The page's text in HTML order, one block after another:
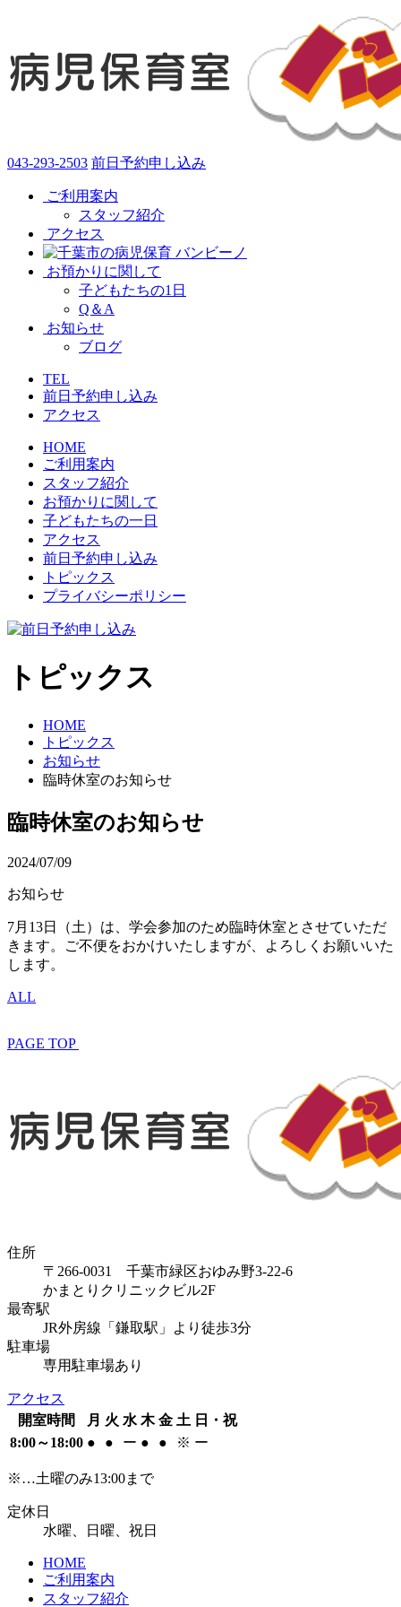
043-293-2503 前日予約申し込み
ご利用案内
スタッフ紹介
アクセス
お預かりに関して
子どもたちの1日
Q＆A
お知らせ
ブログ
TEL
前日予約申し込み
アクセス
HOME
ご利用案内
スタッフ紹介
お預かりに関して
子どもたちの一日
アクセス
前日予約申し込み
トピックス
プライバシーポリシー
トピックス
HOME
トピックス
お知らせ
臨時休室のお知らせ
臨時休室のお知らせ
2024/07/09
お知らせ
7月13日（土）は、学会参加のため臨時休室とさせていただ
きます。ご不便をおかけいたしますが、よろしくお願いいた
します。
ALL
PAGE TOP
住所
〒266-0031 千葉市緑区おゆみ野3-22-6
かまとりクリニックビル2F
最寄駅
JR外房線「鎌取駅」より徒歩3分
駐車場
専用駐車場あり
アクセス
開室時間
月 火 水 木 金 土 日・祝
8:00～18:00 ● ● ー ● ● ※ ー
※…土曜のみ13:00まで
定休日
水曜、日曜、祝日
HOME
ご利用案内
スタッフ紹介